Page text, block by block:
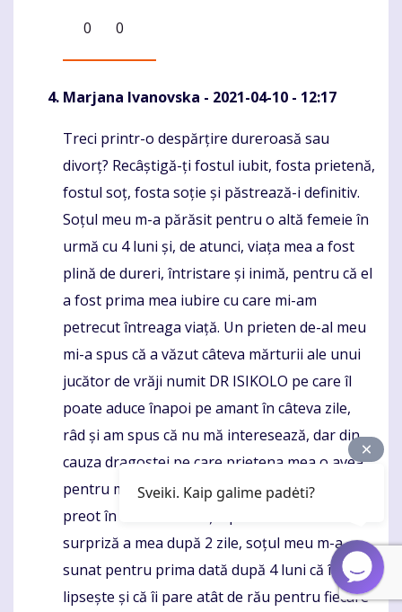
0
0
Marjana Ivanovska - 2021-04-10 - 12:17
Komentaras
Treci printr-o despărțire dureroasă sau
divorț? Recâștigă-ți fostul iubit, fosta prietenă,
fostul soț, fosta soție și păstrează-i definitiv.
Soțul meu m-a părăsit pentru o altă femeie în
urmă cu 4 luni și, de atunci, viața mea a fost
plină de dureri, întristare și inimă, pentru că el
a fost prima mea iubire cu care mi-am
petrecut întreaga viață. Un prieten de-al meu
mi-a spus că a văzut câteva mărturii ale unui
jucător de vrăji numit DR ISIKOLO pe care îl
poate aduce înapoi pe amant în câteva zile,
râd și am spus că nu mă interesează, dar din
cauza dragostei pe care prietena mea o avea
pentru mine, ea l-am consultat pe marele
preot în numele meu și spre cea mai mare
surpriză a mea după 2 zile, soțul meu m-a
sunat pentru prima dată după 4 luni că îmi
lipsește și că îi pare atât de rău pentru fiecare
Sveiki. Kaip galime padėti?